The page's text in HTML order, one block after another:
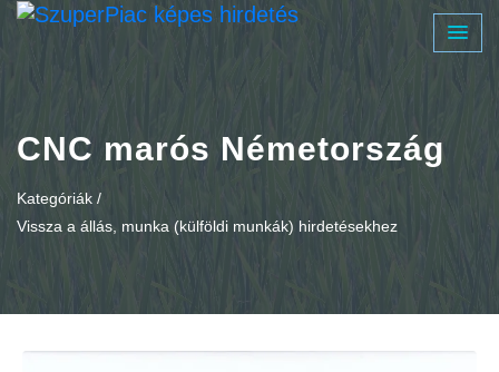
CNC marós Németország
Kategóriák /
Vissza a állás, munka (külföldi munkák) hirdetésekhez